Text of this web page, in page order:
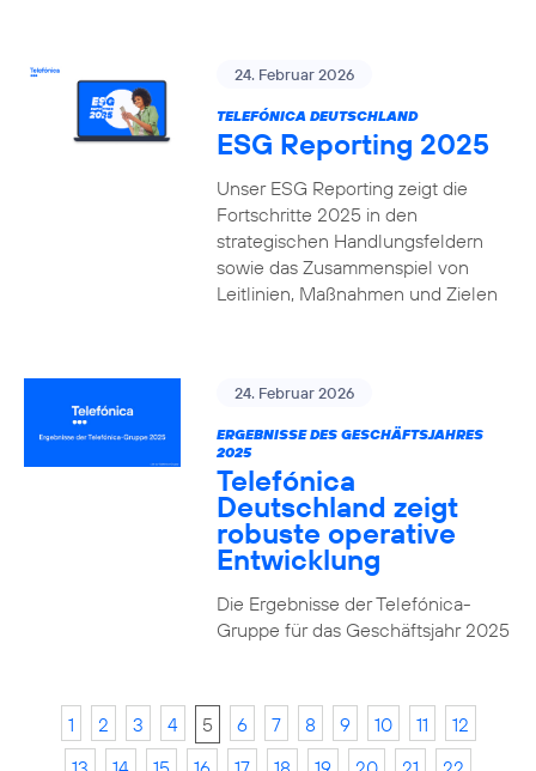
24. Februar 2026
TELEFÓNICA DEUTSCHLAND
ESG Reporting 2025
Unser ESG Reporting zeigt die
Fortschritte 2025 in den
strategischen Handlungsfeldern
sowie das Zusammenspiel von
Leitlinien, Maßnahmen und Zielen
24. Februar 2026
ERGEBNISSE DES GESCHÄFTSJAHRES
2025
Telefónica
Deutschland zeigt
robuste operative
Entwicklung
Die Ergebnisse der Telefónica-
Gruppe für das Geschäftsjahr 2025
1 2 3 4 5 6 7 8 9 10 11
12